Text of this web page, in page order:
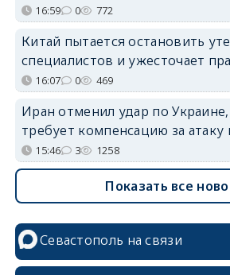
16:59 0 772
Китай пытается остановить
специалистов и ужесточает
16:07 0 469
Иран отменил удар по
требует компенсацию за атаку
15:46 3 1258
Показать все
Севастополь на связи